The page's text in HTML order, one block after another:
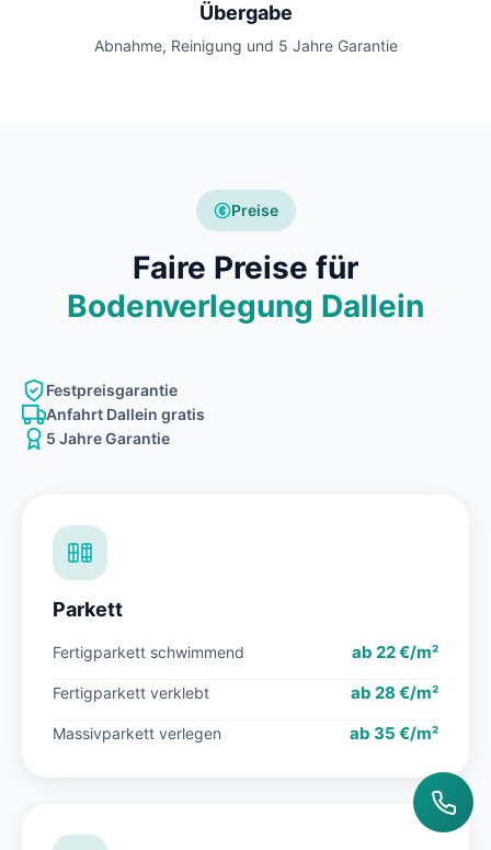
Übergabe
Abnahme, Reinigung und 5 Jahre Garantie
Preise
Faire Preise für
Bodenverlegung Dallein
Festpreisgarantie
Anfahrt Dallein gratis
5 Jahre Garantie
Parkett
Fertigparkett schwimmend ab 22 €/m²
Fertigparkett verklebt ab 28 €/m²
Massivparkett verlegen ab 35 €/m²